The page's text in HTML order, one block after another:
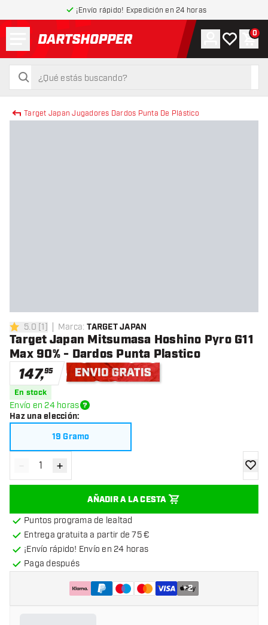
¡Envío rápido! Expedición en 24 horas
volver a la página de inicio
buscar
buscar
Cuenta
Mi lista de
0
Target Japan Jugadores Dardos Punta De Plástico
5 estrellas de puntuación
5.0 [1] Marca: TARGET JAPAN
Target Japan Mitsumasa Hoshino Pyro G11
Max 90% - Dardos Punta Plastico
147,95
En stock
Envío en 24 horas
Haz una elección:
19 Gramo
Disminuir cantidad
- Aumentar cantidad
+
AÑADIR A LA CESTA
Puntos programa de lealtad
Entrega gratuita a partir de 75 €
¡Envío rápido! Envío en 24 horas
Paga después
+2